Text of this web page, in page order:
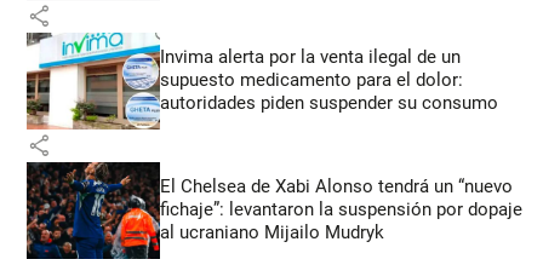
share
Invima alerta por la venta ilegal de un
supuesto medicamento para el dolor:
autoridades piden suspender su consumo
share
El Chelsea de Xabi Alonso tendrá un “nuevo
fichaje”: levantaron la suspensión por dopaje
al ucraniano Mijailo Mudryk